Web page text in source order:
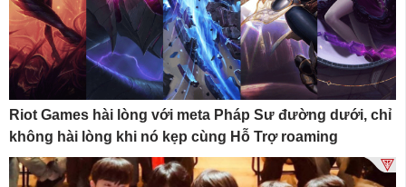
Riot Games hài lòng với meta Pháp Sư đường dưới, chỉ
không hài lòng khi nó kẹp cùng Hỗ Trợ roaming